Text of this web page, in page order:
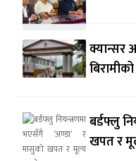
क्यान्सर
बर्डफ्लु
खपत र